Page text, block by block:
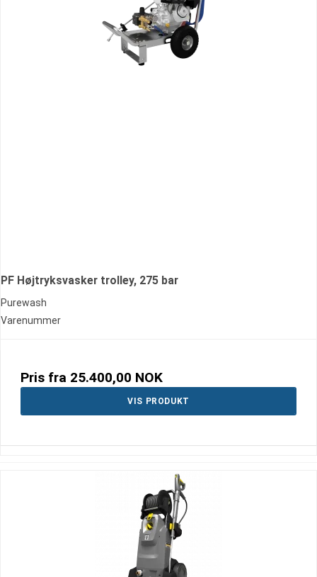
PF Højtryksvasker trolley, 275 bar
Purewash
Varenummer
Pris fra 25.400,00 NOK
VIS PRODUKT